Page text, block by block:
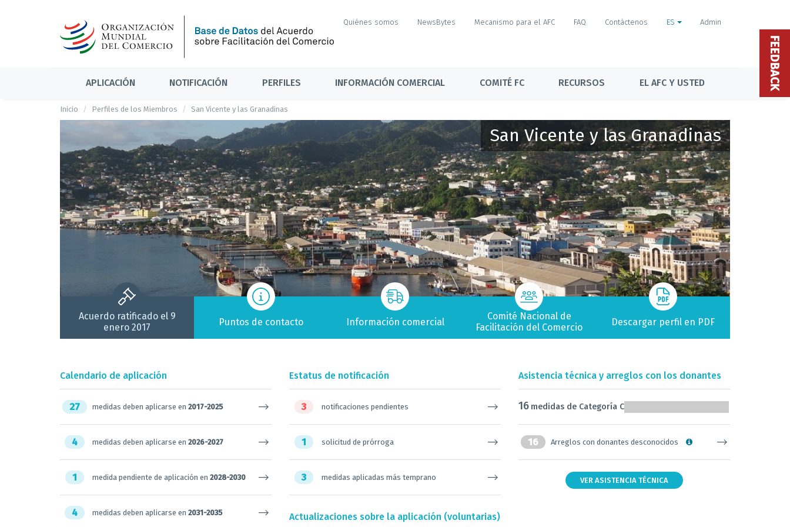
Quiénes somos NewsBytes Mecanismo para el AFC FAQ Contáctenos ES Admin
APLICACIÓN NOTIFICACIÓN PERFILES INFORMACIÓN COMERCIAL COMITÉ FC RECURSOS EL AFC Y USTED
Inicio Perfiles de los Miembros San Vicente y las Granadinas
San Vicente y las Granadinas
Acuerdo ratificado el 9
enero 2017
Puntos de contacto Información comercial
Comité Nacional de
Facilitación del Comercio
Descargar perfil en PDF
Calendario de aplicación
27 medidas deben aplicarse en 2017-2025
4 medidas deben aplicarse en 2026-2027
1 medida pendiente de aplicación en 2028-2030
4 medidas deben aplicarse en 2031-2035
Estatus de notificación
3 notificaciones pendientes
1 solicitud de prórroga
3 medidas aplicadas más temprano
Actualizaciones sobre la aplicación (voluntarias)
Asistencia técnica y arreglos con los donantes
16 medidas de Categoría C
16 Arreglos con donantes desconocidos
VER ASISTENCIA TÉCNICA
FEEDBACK